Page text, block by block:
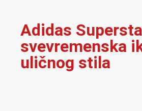
Adidas
svevremenska
uličnog stila